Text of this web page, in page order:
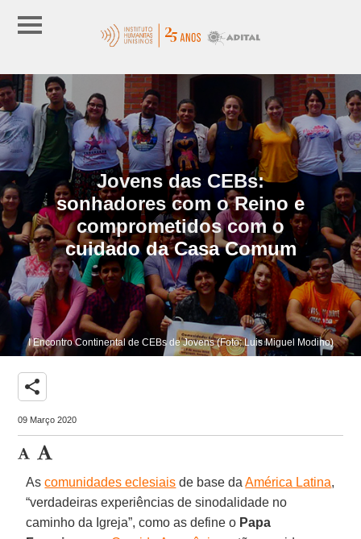
Jovens das CEBs:
sonhadores com o Reino e
comprometidos com o
cuidado da Casa Comum
I Encontro Continental de CEBs de Jovens (Foto: Luis Miguel Modino)
share
09 Março 2020
Ascomunidades eclesiais de base daAmérica Latina,
“verdadeiras experiências de sinodalidade no
caminho da Igreja”, como as define o Papa